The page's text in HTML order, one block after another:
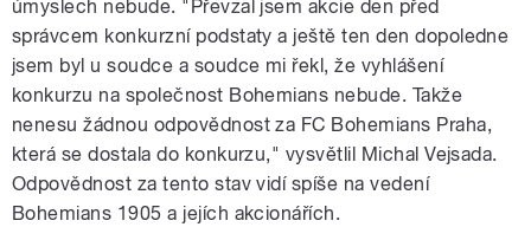
úmyslech nebude. "Převzal jsem akcie den před
správcem konkurzní podstaty a ještě ten den dopoledne
jsem byl u soudce a soudce mi řekl, že vyhlášení
konkurzu na společnost Bohemians nebude. Takže
nenesu žádnou odpovědnost za FC Bohemians Praha,
která se dostala do konkurzu," vysvětlil Michal Vejsada.
Odpovědnost za tento stav vidí spíše na vedení
Bohemians 1905 a jejích akcionářích.